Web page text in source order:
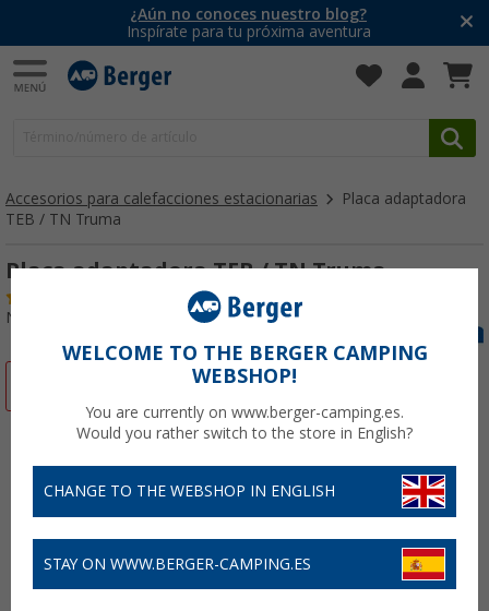
¿Aún no conoces nuestro blog?
Inspírate para tu próxima aventura
Accesorios para calefacciones estacionarias
Placa adaptadora
TEB / TN Truma
Placa adaptadora TEB / TN Truma
Nº de artículo 457810
WELCOME TO THE BERGER CAMPING
WEBSHOP!
You are currently on www.berger-camping.es.
Would you rather switch to the store in English?
CHANGE TO THE WEBSHOP IN ENGLISH
STAY ON WWW.BERGER-CAMPING.ES